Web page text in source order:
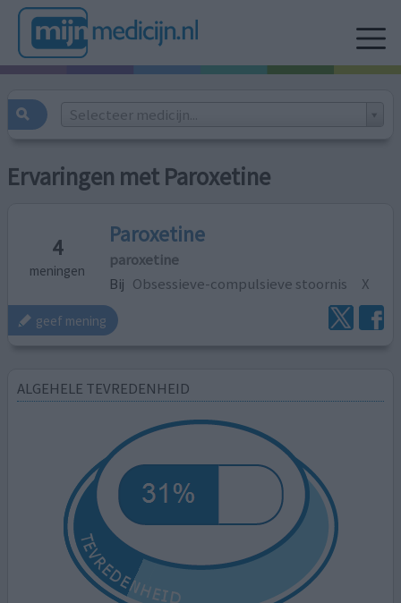
Selecteer medicijn...
Ervaringen met Paroxetine
4
meningen
Paroxetine
paroxetine
Bij Obsessieve-compulsieve stoornis X
geef mening
ALGEHELE TEVREDENHEID